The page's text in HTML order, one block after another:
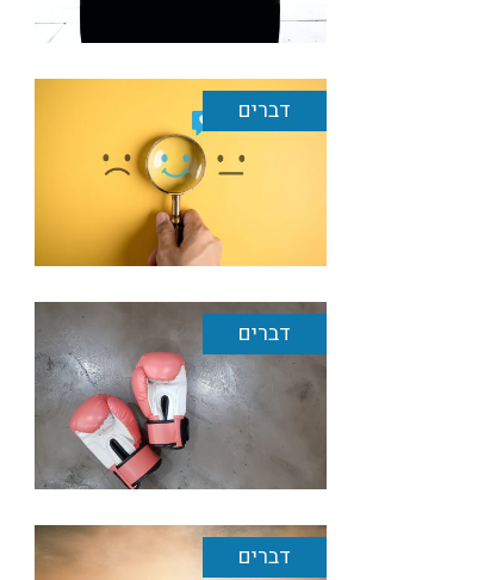
דברים
דברים
דברים